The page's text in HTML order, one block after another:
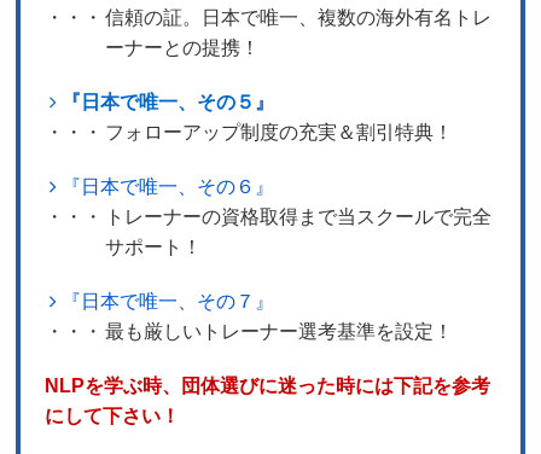
・・・ 信頼の証。日本で唯一、複数の海外有名トレ
ーナーとの提携！
『日本で唯一、その５』
・・・ フォローアップ制度の充実＆割引特典！
『日本で唯一、その６』
・・・
トレーナーの資格取得まで当スクールで完全
サポート！
『日本で唯一、その７』
・・・ 最も厳しいトレーナー選考基準を設定！
NLPを学ぶ時、団体選びに迷った時には下記を参考
にして下さい！